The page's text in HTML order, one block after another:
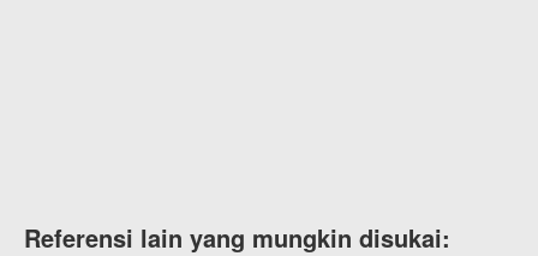
Referensi lain yang mungkin disukai: